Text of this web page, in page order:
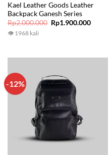
Kael Leather Goods Leather
Backpack Ganesh Series
Rp2.000.000 Original
price
Rp1.900.000Current
👁 1968 kali
-12%